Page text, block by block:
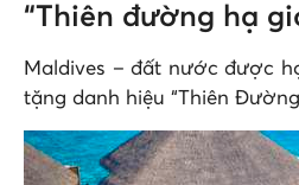
“Thiên đường hạ
Maldives – đất nước được
tặng danh hiệu “Thiên